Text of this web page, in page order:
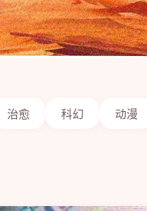
治愈 科幻 动漫